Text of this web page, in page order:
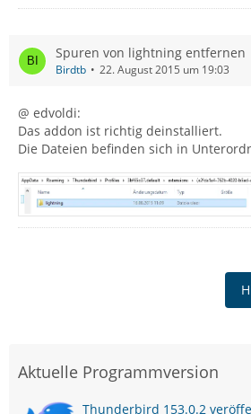
Spuren von lightning entfernen
Birdtb 22. August 2015 um 19:03
@ edvoldi:
Das addon ist richtig deinstalliert.
Die Dateien befinden sich in
Aktuelle Programmversion
Thunderbird 153.0.2